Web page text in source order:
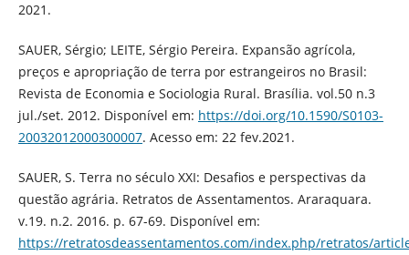
2021.
SAUER, Sérgio; LEITE, Sérgio Pereira. Expansão agrícola,
preços e apropriação de terra por estrangeiros no Brasil:
Revista de Economia e Sociologia Rural. Brasília. vol.50 n.3
jul./set. 2012. Disponível em: https://doi.org/10.1590/S0103-
20032012000300007. Acesso em: 22 fev.2021.
SAUER, S. Terra no século XXI: Desafios e perspectivas da
questão agrária. Retratos de Assentamentos. Araraquara.
v.19. n.2. 2016. p. 67-69. Disponível em:
https://retratosdeassentamentos.com/index.php/retratos/